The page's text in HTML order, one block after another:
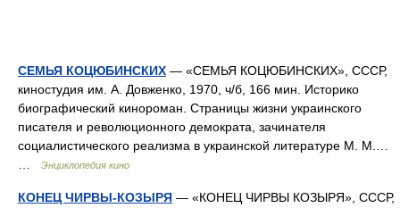
СЕМЬЯ КОЦЮБИНСКИХ — «СЕМЬЯ КОЦЮБИНСКИХ», СССР,
киностудия им. А. Довженко, 1970, ч/б, 166 мин. Историко
биографический кинороман. Страницы жизни украинского
писателя и революционного демократа, зачинателя
социалистического реализма в украинской литературе М. М.…
Энциклопедия кино
КОНЕЦ ЧИРВЫ-КОЗЫРЯ — «КОНЕЦ ЧИРВЫ КОЗЫРЯ», СССР,